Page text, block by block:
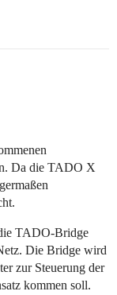
Da die TADO X
TADO-Bridge
Die Bridge wird
zur Steuerung der
kommen soll.